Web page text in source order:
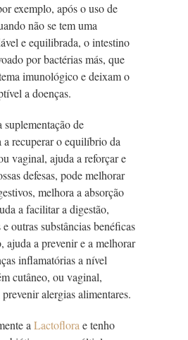
exemplo, após o uso de
não se tem uma
e equilibrada, o intestino
por bactérias más, que
imunológico e deixam o
a doenças.
de
recuperar o equilíbrio da
vaginal, ajuda a reforçar e
defesas, pode melhorar
melhora a absorção
a facilitar a digestão,
outras substâncias benéficas
ajuda a prevenir e a melhorar
inflamatórias a nível
cutâneo, ou vaginal,
alergias alimentares.
aLactoflorae tenho